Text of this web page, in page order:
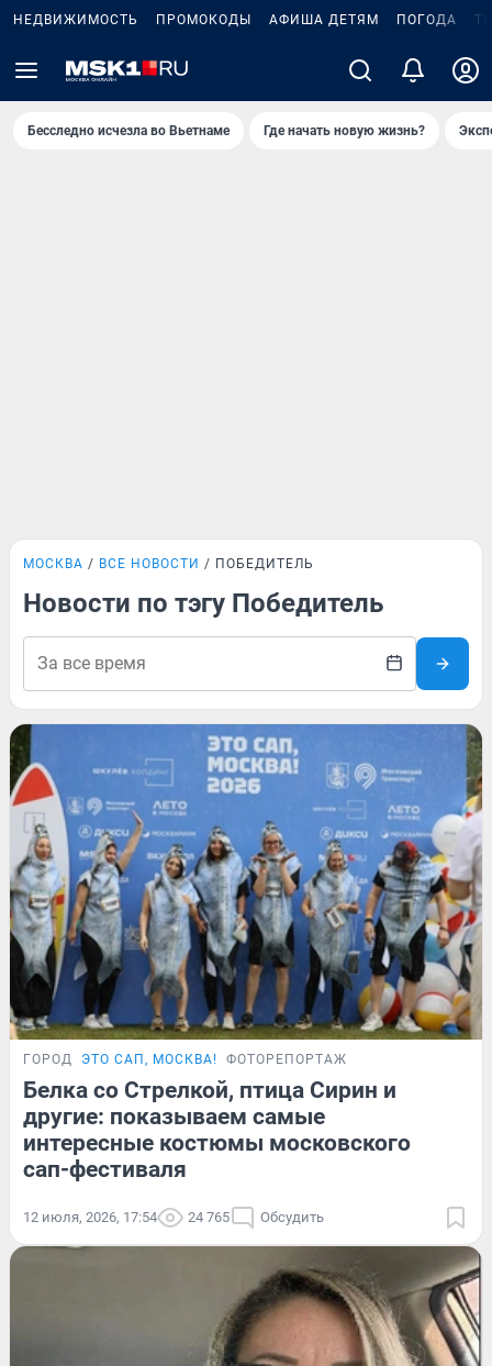
НЕДВИЖИМОСТЬ ПРОМОКОДЫ АФИША ДЕТЯМ ПОГОДА
Бесследно исчезла во Вьетнаме Где начать новую жизнь?
МОСКВА ВСЕ НОВОСТИ ПОБЕДИТЕЛЬ
Новости по тэгу Победитель
ГОРОД ЭТО САП, МОСКВА! ФОТОРЕПОРТАЖ
Белка со Стрелкой, птица Сирин и
другие: показываем самые
интересные костюмы московского
сап-фестиваля
12 июля, 2026, 17:54 24 765 Обсудить